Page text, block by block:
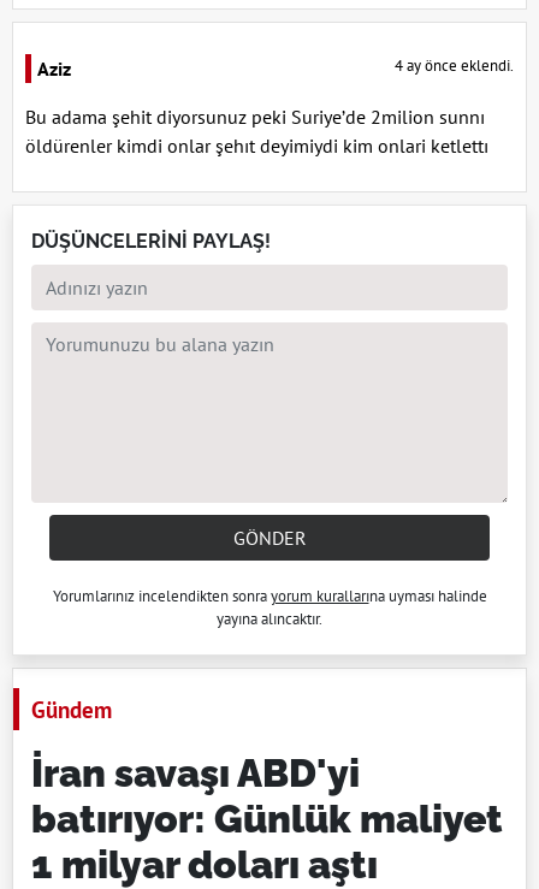
Aziz 4 ay önce eklendi.
Bu adama şehit diyorsunuz peki Suriye’de 2milion sunnı
öldürenler kimdi onlar şehıt deyimiydi kim onlari ketlettı
DÜŞÜNCELERİNİ PAYLAŞ!
GÖNDER
Yorumlarınız incelendikten sonrayorum kurallarına uyması halinde
yayına alıncaktır.
Gündem
İran savaşı ABD'yi
batırıyor: Günlük maliyet
1 milyar doları aştı